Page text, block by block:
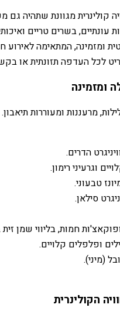
קולינרית מגוונת שתהיה
עונתיים, בשרים טריים
ומזמינה, המתאימה לאירוע
לכל העדפה תזונתית או
ומזמינה
מרעננות ומעוררות
הדרים.
וגרעיני רימון.
טבעוני.
סילאן.
חמות, בליווי שמן
ופלפלים קלויים.
(מיני).
הקולינרית